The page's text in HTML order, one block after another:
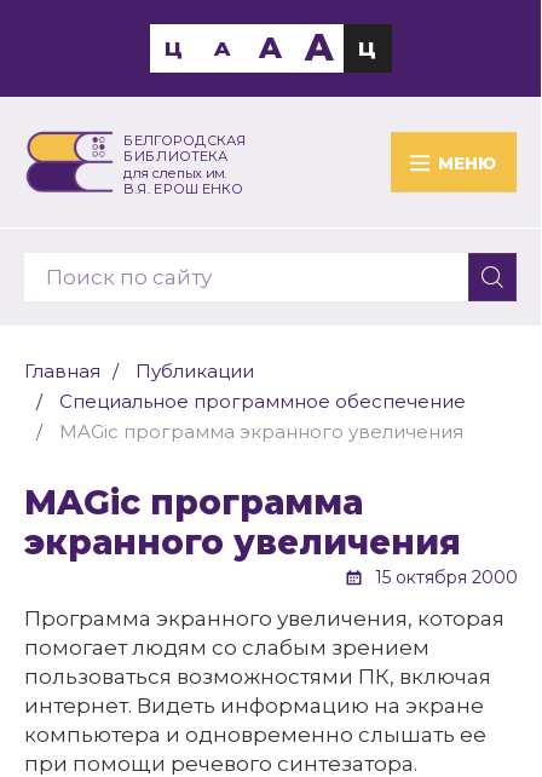
БЕЛГОРОДСКАЯ
БИБЛИОТЕКА
для слепых им.
В.Я. ЕРОШЕНКО
МЕНЮ
Ц A A A Ц
Главная
Публикации
Специальное программное обеспечение
MAGic программа экранного увеличения
MAGic программа
экранного увеличения
15 октября 2000
Программа экранного увеличения, которая
помогает людям со слабым зрением
пользоваться возможностями ПК, включая
интернет. Видеть информацию на экране
компьютера и одновременно слышать ее
при помощи речевого синтезатора.